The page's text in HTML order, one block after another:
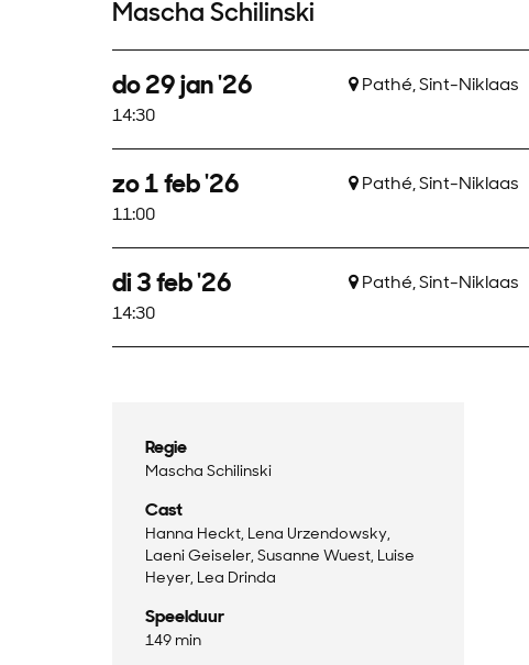
Mascha Schilinski
do 29 jan '26
14:30
Pathé, Sint-Niklaas
zo 1 feb '26
11:00
Pathé, Sint-Niklaas
di 3 feb '26
14:30
Pathé, Sint-Niklaas
Regie
Mascha Schilinski
Cast
Hanna Heckt, Lena Urzendowsky,
Laeni Geiseler, Susanne Wuest, Luise
Heyer, Lea Drinda
Speelduur
149 min